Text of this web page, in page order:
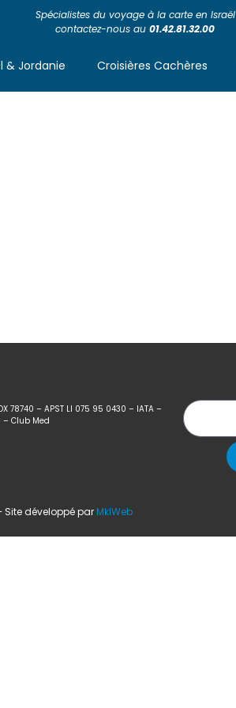
Spécialistes du voyage à la carte en Israël
contactez-nous au01.42.81.32.00
& Jordanie Croisières Cachères
78740 – APST LI 075 95 0430 – IATA –
– Club Med
Site développé par MklWeb